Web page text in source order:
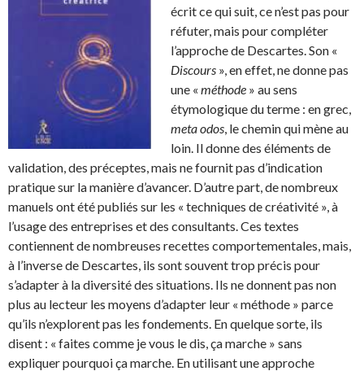
écrit ce qui suit, ce n’est pas pour
réfuter, mais pour compléter
l’approche de Descartes. Son «
Discours », en effet, ne donne pas
une « méthode » au sens
étymologique du terme : en grec,
metaodos , le chemin qui mène au
loin. Il donne des éléments de
validation, des préceptes, mais ne fournit pas d’indication
pratique sur la manière d’avancer. D’autre part, de nombreux
manuels ont été publiés sur les « techniques de créativité », à
l’usage des entreprises et des consultants. Ces textes
contiennent de nombreuses recettes comportementales, mais,
à l’inverse de Descartes, ils sont souvent trop précis pour
s’adapter à la diversité des situations. Ils ne donnent pas non
plus au lecteur les moyens d’adapter leur « méthode » parce
qu’ils n’explorent pas les fondements. En quelque sorte, ils
disent : « faites comme je vous le dis, ça marche » sans
expliquer pourquoi ça marche. En utilisant une approche